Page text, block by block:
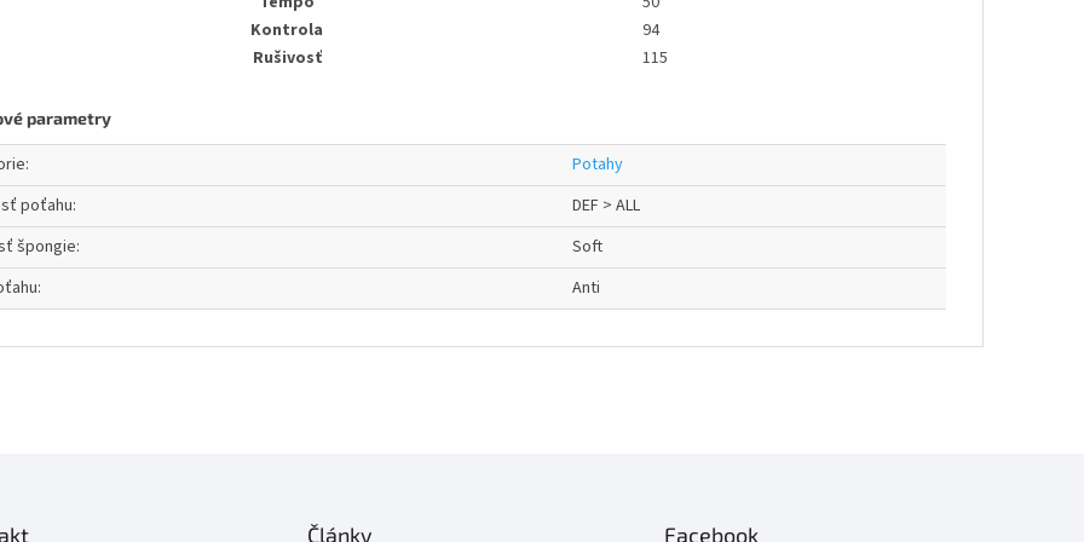
Kontrola
94
Rušivosť
115
parametry
:
Potahy
poťahu:
DEF > ALL
špongie:
Soft
: Anti
Články Facebook